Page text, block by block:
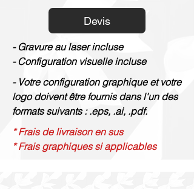
Devis
- Gravure au laser incluse
- Configuration visuelle incluse
- Votre configuration graphique et votre
logo doivent être fournis dans l'un des
formats suivants : .eps, .ai, .pdf.
* Frais de livraison en sus
* Frais graphiques si applicables